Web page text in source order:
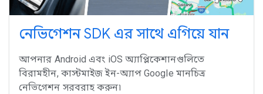
নেভিগেশন SDK এর সাথে এগিয়ে যান
আপনার Android এবং iOS অ্যাপ্লিকেশানগুলিতে
বিরামহীন, কাস্টমাইজ ইন-অ্যাপ Google মানচিত্র
নেভিগেশন সরবরাহ করুন৷